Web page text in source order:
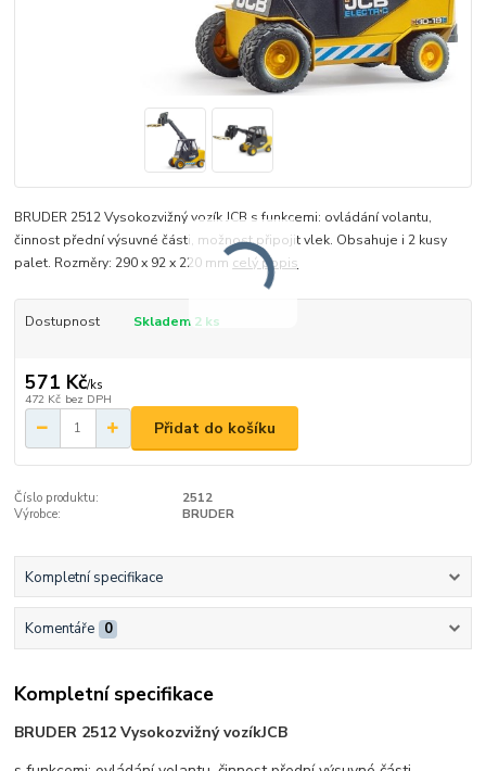
BRUDER 2512 Vysokozvižný vozík JCB s funkcemi: ovládání volantu,
činnost přední výsuvné části, možnost připojit vlek. Obsahuje i 2 kusy
palet. Rozměry: 290 x 92 x 220 mm celý popis
Dostupnost Skladem 2 ks
571 Kč/ks
472 Kč bez DPH
Přidat do košíku
Číslo produktu:
2512
Výrobce:
BRUDER
Kompletní specifikace
Komentáře 0
Kompletní specifikace
BRUDER 2512 Vysokozvižný vozíkJCB